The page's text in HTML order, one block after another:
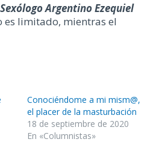
Sexólogo Argentino Ezequiel
es limitado, mientras el
Conociéndome a mi mism@,
el placer de la masturbación
18 de septiembre de 2020
En «Columnistas»